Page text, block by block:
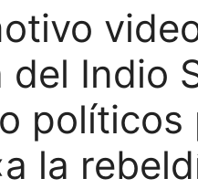
del Indio
políticos
la